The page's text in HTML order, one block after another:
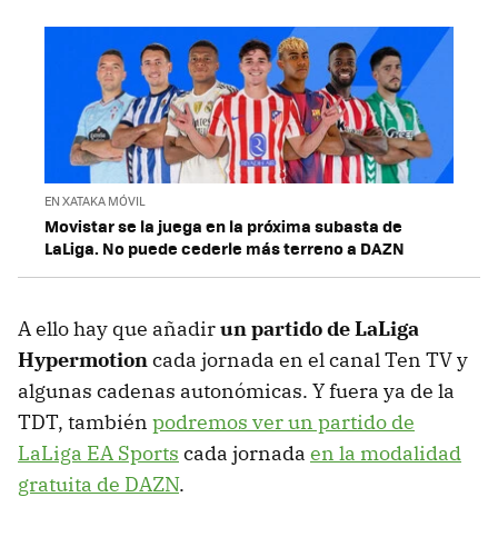
EN XATAKA MÓVIL
Movistar se la juega en la próxima subasta de
LaLiga. No puede cederle más terreno a DAZN
A ello hay que añadirun partido de LaLiga
Hypermotioncada jornada en el canal Ten TV y
algunas cadenas autonómicas. Y fuera ya de la
TDT, también podremos ver un partido de
LaLiga EA Sports cada jornada en la modalidad
gratuita de DAZN.